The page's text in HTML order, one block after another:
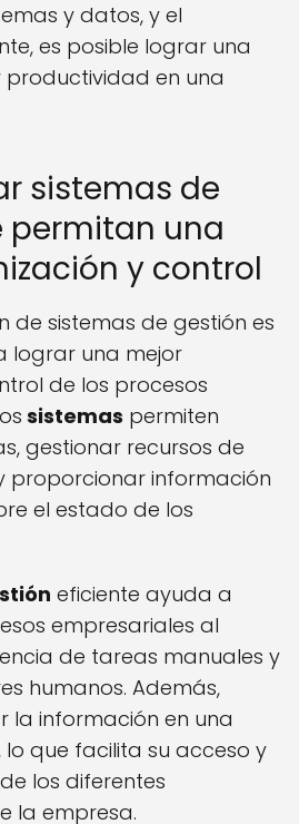
y datos, y el
es posible lograr una
productividad en una
sistemas de
permitan una
y control
de sistemas de gestión es
lograr una mejor
de los procesos
sistemas permiten
gestionar recursos de
proporcionar información
el estado de los
eficiente ayuda a
empresariales al
de tareas manuales y
humanos. Además,
la información en una
que facilita su acceso y
los diferentes
la empresa.